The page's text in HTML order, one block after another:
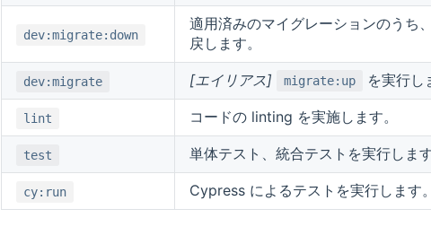
dev:migrate:down
適用済みのマイグレーションのうち
戻します。
dev:migrate [エイリアス] migrate:up を実行し
lint コードの linting を実施します。
test 単体テスト、統合テストを実行します
cy:run Cypress によるテストを実行します。